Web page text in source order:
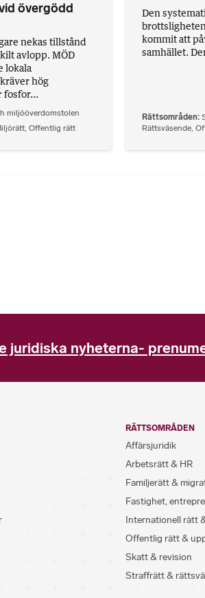
övergödd
nekas tillstånd
avlopp. MÖD
lokala
hög
fosfor...
miljööverdomstolen
, Offentlig rätt
Den
kommit att
samhället.
Rättsområden
Rättsväsende
juridiska nyheterna-
RÄTTSOMRÅDEN
Affärsjuridik
Arbetsrätt & HR
Familjerätt &
Fastighet,
Internationell rätt
Offentlig rätt &
Skatt & revision
Straffrätt &